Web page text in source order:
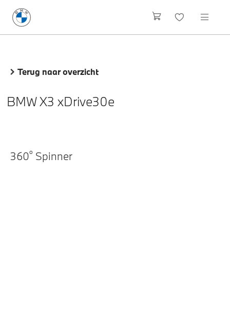
Terug naar overzicht
BMW X3 xDrive30e
360o Spinner